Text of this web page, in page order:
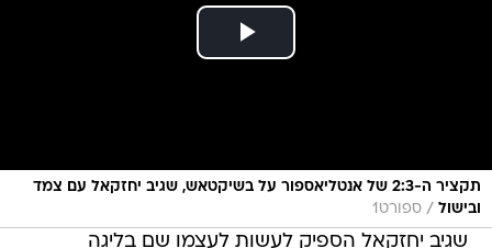
תקציר ה-2:3 של אנטליאספור על בשיקטאש, שגיב יחזקאל עם צמד
ובישול / ספורט1
שגיב יחזקאל הספיק לעשות לעצמו שם בליגה